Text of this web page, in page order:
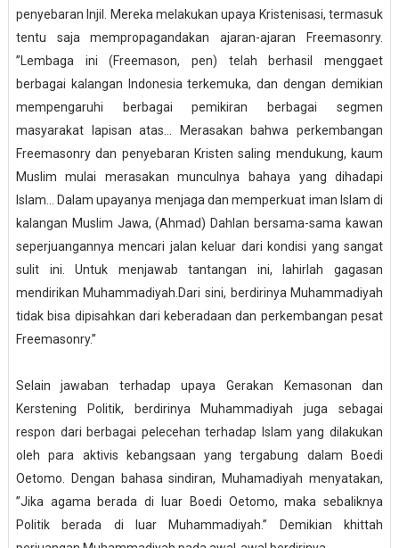
penyebaran Injil. Mereka melakukan upaya Kristenisasi, termasuk
tentu saja mempropagandakan ajaran-ajaran Freemasonry.
”Lembaga ini (Freemason, pen) telah berhasil menggaet
berbagai kalangan Indonesia terkemuka, dan dengan demikian
mempengaruhi berbagai pemikiran berbagai segmen
masyarakat lapisan atas… Merasakan bahwa perkembangan
Freemasonry dan penyebaran Kristen saling mendukung, kaum
Muslim mulai merasakan munculnya bahaya yang dihadapi
Islam… Dalam upayanya menjaga dan memperkuat iman Islam di
kalangan Muslim Jawa, (Ahmad) Dahlan bersama-sama kawan
seperjuangannya mencari jalan keluar dari kondisi yang sangat
sulit ini. Untuk menjawab tantangan ini, lahirlah gagasan
mendirikan Muhammadiyah.Dari sini, berdirinya Muhammadiyah
tidak bisa dipisahkan dari keberadaan dan perkembangan pesat
Freemasonry.”
Selain jawaban terhadap upaya Gerakan Kemasonan dan
Kerstening Politik, berdirinya Muhammadiyah juga sebagai
respon dari berbagai pelecehan terhadap Islam yang dilakukan
oleh para aktivis kebangsaan yang tergabung dalam Boedi
Oetomo. Dengan bahasa sindiran, Muhamadiyah menyatakan,
”Jika agama berada di luar Boedi Oetomo, maka sebaliknya
Politik berada di luar Muhammadiyah.” Demikian khittah